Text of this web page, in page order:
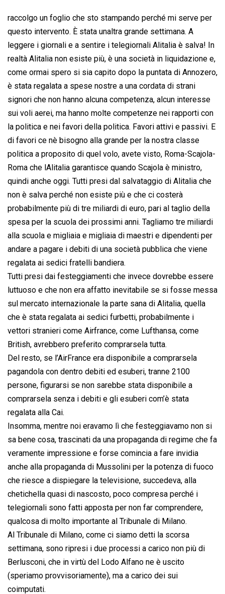
raccolgo un foglio che sto stampando perché mi serve per
questo intervento. È stata unaltra grande settimana. A
leggere i giornali e a sentire i telegiornali Alitalia è salva! In
realtà Alitalia non esiste più, è una società in liquidazione e,
come ormai spero si sia capito dopo la puntata di Annozero,
è stata regalata a spese nostre a una cordata di strani
signori che non hanno alcuna competenza, alcun interesse
sui voli aerei, ma hanno molte competenze nei rapporti con
la politica e nei favori della politica. Favori attivi e passivi. E
di favori ce nè bisogno alla grande per la nostra classe
politica a proposito di quel volo, avete visto, Roma-Scajola-
Roma che lAlitalia garantisce quando Scajola è ministro,
quindi anche oggi. Tutti presi dal salvataggio di Alitalia che
non è salva perché non esiste più e che ci costerà
probabilmente più di tre miliardi di euro, pari al taglio della
spesa per la scuola dei prossimi anni. Tagliamo tre miliardi
alla scuola e migliaia e migliaia di maestri e dipendenti per
andare a pagare i debiti di una società pubblica che viene
regalata ai sedici fratelli bandiera.
Tutti presi dai festeggiamenti che invece dovrebbe essere
luttuoso e che non era affatto inevitabile se si fosse messa
sul mercato internazionale la parte sana di Alitalia, quella
che è stata regalata ai sedici furbetti, probabilmente i
vettori stranieri come Airfrance, come Lufthansa, come
British, avrebbero preferito comprarsela tutta.
Del resto, se l’AirFrance era disponibile a comprarsela
pagandola con dentro debiti ed esuberi, tranne 2100
persone, figurarsi se non sarebbe stata disponibile a
comprarsela senza i debiti e gli esuberi com’è stata
regalata alla Cai.
Insomma, mentre noi eravamo lì che festeggiavamo non si
sa bene cosa, trascinati da una propaganda di regime che fa
veramente impressione e forse comincia a fare invidia
anche alla propaganda di Mussolini per la potenza di fuoco
che riesce a dispiegare la televisione, succedeva, alla
chetichella quasi di nascosto, poco compresa perché i
telegiornali sono fatti apposta per non far comprendere,
qualcosa di molto importante al Tribunale di Milano.
Al Tribunale di Milano, come ci siamo detti la scorsa
settimana, sono ripresi i due processi a carico non più di
Berlusconi, che in virtù del Lodo Alfano ne è uscito
(speriamo provvisoriamente), ma a carico dei sui
coimputati.